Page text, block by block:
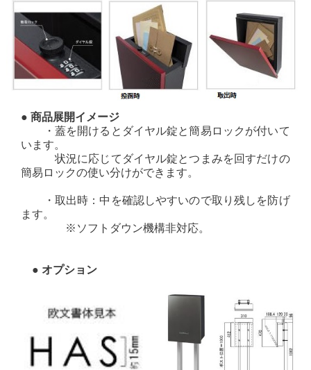
● 商品展開イメージ
・蓋を開けるとダイヤル錠と簡易ロックが付いて
います。
状況に応じてダイヤル錠とつまみを回すだけの
簡易ロックの使い分けができます。
・取出時：中を確認しやすいので取り残しを防げ
ます。
※ソフトダウン機構非対応。
● オプション